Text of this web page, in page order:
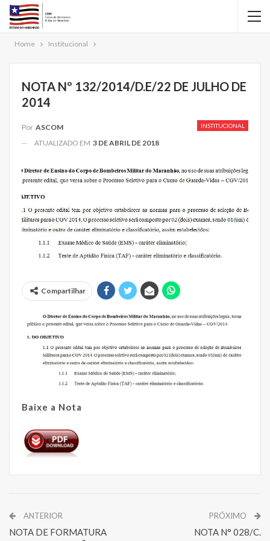
Home Institucional
NOTA Nº 132/2014/D.E/22 DE JULHO DE
2014
INSTITUCIONAL
Por ASCOM
ATUALIZADO EM 3 DE ABRIL DE 2018
Compartilhar
Baixe a Nota
ANTERIOR
NOTA DE FORMATURA
PRÓXIMO
NOTA N° 028/C.